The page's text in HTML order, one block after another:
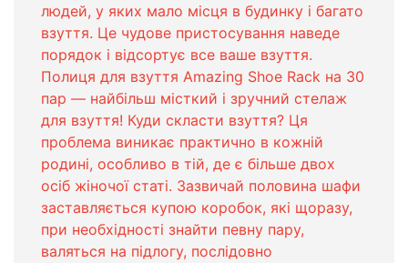
людей, у яких мало місця в будинку і багато
взуття. Це чудове пристосування наведе
порядок і відсортує все ваше взуття.
Полиця для взуття Amazing Shoe Rack на 30
пар ― найбільш місткий і зручний стелаж
для взуття! Куди скласти взуття? Ця
проблема виникає практично в кожній
родині, особливо в тій, де є більше двох
осіб жіночої статі. Зазвичай половина шафи
заставляється купою коробок, які щоразу,
при необхідності знайти певну пару,
валяться на підлогу, послідовно